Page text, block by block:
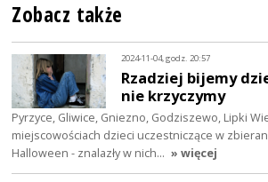
Zobacz także
2024-11-04, godz. 20:57
Rzadziej bijemy
nie krzyczymy
Pyrzyce, Gliwice, Gniezno, Godziszewo, Lipki
miejscowościach dzieci uczestniczące w
Halloween - znalazły w nich… » więcej